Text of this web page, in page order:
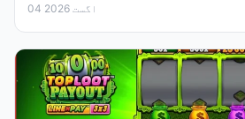
04 اگست 2026